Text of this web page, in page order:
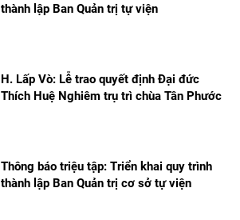
thành lập Ban Quản trị tự viện
H. Lấp Vò: Lễ trao quyết định Đại đức
Thích Huệ Nghiêm trụ trì chùa Tân Phước
Thông báo triệu tập: Triển khai quy trình
thành lập Ban Quản trị cơ sở tự viện